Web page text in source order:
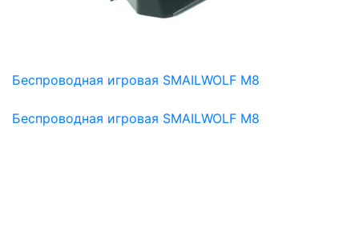
Беспроводная игровая SMAILWOLF M8
Беспроводная игровая SMAILWOLF M8